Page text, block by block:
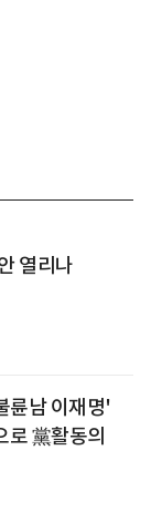
열리나
륜남 이재명'
로 黨활동의